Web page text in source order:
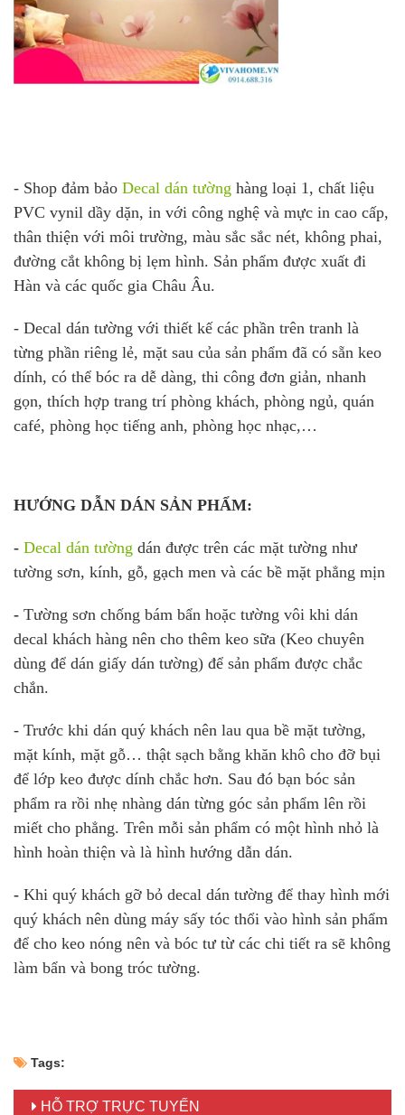
- Shop đảm bảo Decal dán tường hàng loại 1, chất liệu
PVC vynil dầy dặn, in với công nghệ và mực in cao cấp,
thân thiện với môi trường, màu sắc sắc nét, không phai,
đường cắt không bị lẹm hình. Sản phẩm được xuất đi
Hàn và các quốc gia Châu Âu.
- Decal dán tường với thiết kế các phần trên tranh là
từng phần riêng lẻ, mặt sau của sản phẩm đã có sẵn keo
dính, có thể bóc ra dễ dàng, thi công đơn giản, nhanh
gọn, thích hợp trang trí phòng khách, phòng ngủ, quán
café, phòng học tiếng anh, phòng học nhạc,…
HƯỚNG DẪN DÁN SẢN PHẨM:
- Decal dán tường dán được trên các mặt tường như
tường sơn, kính, gỗ, gạch men và các bề mặt phẳng mịn
- Tường sơn chống bám bẩn hoặc tường vôi khi dán
decal khách hàng nên cho thêm keo sữa (Keo chuyên
dùng để dán giấy dán tường) để sản phẩm được chắc
chắn.
- Trước khi dán quý khách nên lau qua bề mặt tường,
mặt kính, mặt gỗ… thật sạch bằng khăn khô cho đỡ bụi
để lớp keo được dính chắc hơn. Sau đó bạn bóc sản
phẩm ra rồi nhẹ nhàng dán từng góc sản phẩm lên rồi
miết cho phẳng. Trên mỗi sản phẩm có một hình nhỏ là
hình hoàn thiện và là hình hướng dẫn dán.
- Khi quý khách gỡ bỏ decal dán tường để thay hình mới
quý khách nên dùng máy sấy tóc thổi vào hình sản phẩm
để cho keo nóng nên và bóc tư từ các chi tiết ra sẽ không
làm bẩn và bong tróc tường.
Tags:
HỖ TRỢ TRỰC TUYẾN